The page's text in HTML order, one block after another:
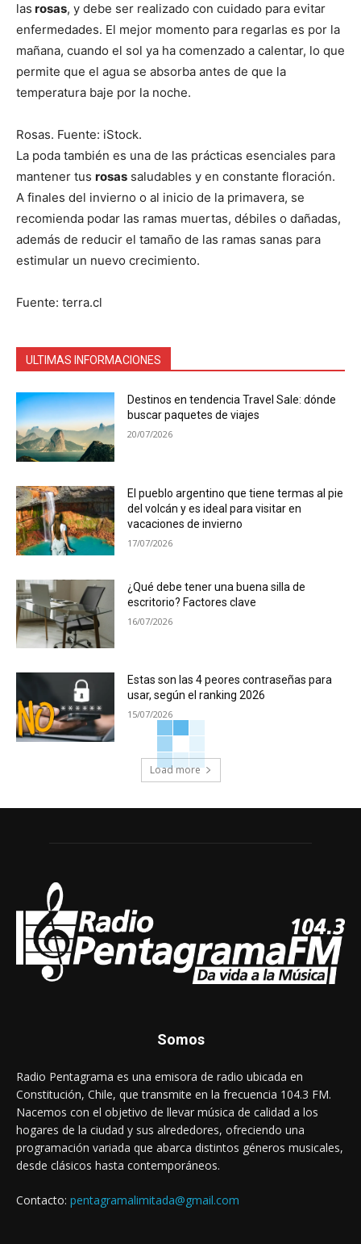
las rosas, y debe ser realizado con cuidado para evitar
enfermedades. El mejor momento para regarlas es por la
mañana, cuando el sol ya ha comenzado a calentar, lo que
permite que el agua se absorba antes de que la
temperatura baje por la noche.
Rosas. Fuente: iStock.
La poda también es una de las prácticas esenciales para
mantener tus rosas saludables y en constante floración.
A finales del invierno o al inicio de la primavera, se
recomienda podar las ramas muertas, débiles o dañadas,
además de reducir el tamaño de las ramas sanas para
estimular un nuevo crecimiento.
Fuente: terra.cl
ULTIMAS INFORMACIONES
Destinos en tendencia Travel Sale: dónde
buscar paquetes de viajes
20/07/2026
El pueblo argentino que tiene termas al pie
del volcán y es ideal para visitar en
vacaciones de invierno
17/07/2026
¿Qué debe tener una buena silla de
escritorio? Factores clave
16/07/2026
Estas son las 4 peores contraseñas para
usar, según el ranking 2026
15/07/2026
Load more
Somos
Radio Pentagrama es una emisora de radio ubicada en
Constitución, Chile, que transmite en la frecuencia 104.3 FM.
Nacemos con el objetivo de llevar música de calidad a los
hogares de la ciudad y sus alrededores, ofreciendo una
programación variada que abarca distintos géneros musicales,
desde clásicos hasta contemporáneos.
Contacto: pentagramalimitada@gmail.com